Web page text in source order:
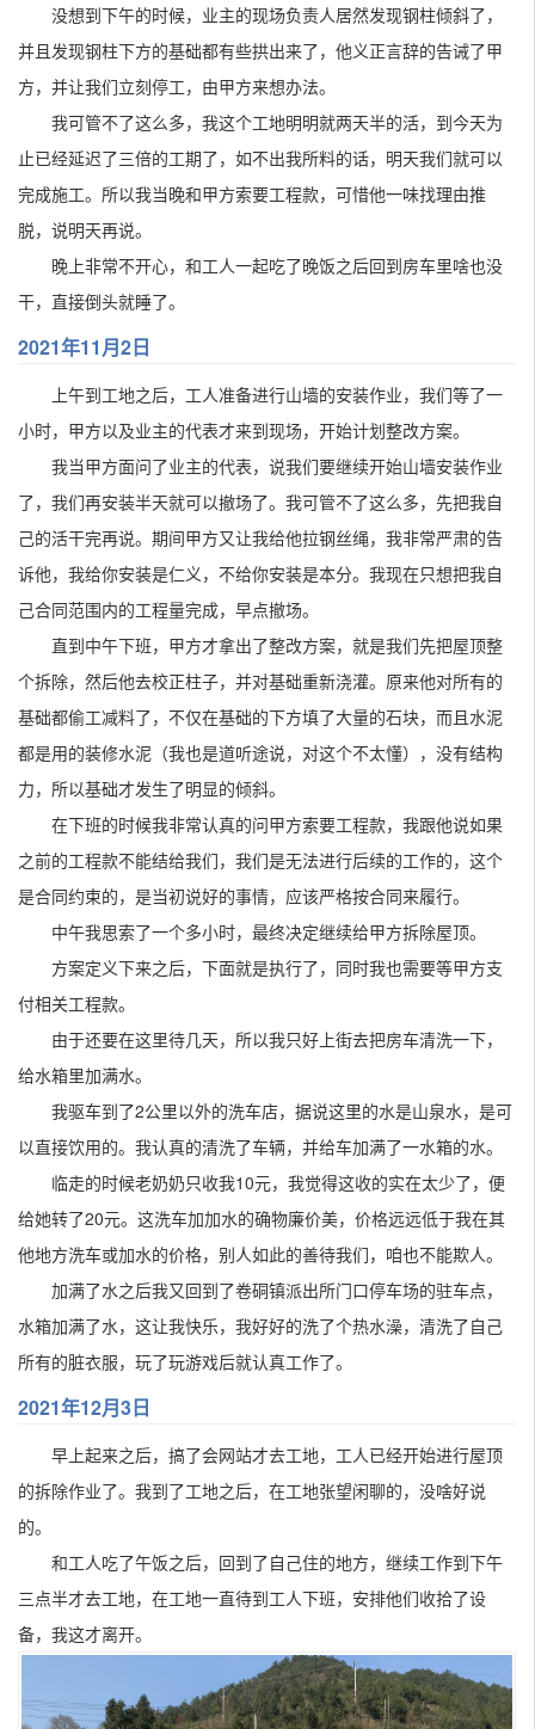
没想到下午的时候，业主的现场负责人居然发现钢柱倾斜了，
并且发现钢柱下方的基础都有些拱出来了，他义正言辞的告诫了甲
方，并让我们立刻停工，由甲方来想办法。
我可管不了这么多，我这个工地明明就两天半的活，到今天为
止已经延迟了三倍的工期了，如不出我所料的话，明天我们就可以
完成施工。所以我当晚和甲方索要工程款，可惜他一味找理由推
脱，说明天再说。
晚上非常不开心，和工人一起吃了晚饭之后回到房车里啥也没
干，直接倒头就睡了。
2021年11月2日
上午到工地之后，工人准备进行山墙的安装作业，我们等了一
小时，甲方以及业主的代表才来到现场，开始计划整改方案。
我当甲方面问了业主的代表，说我们要继续开始山墙安装作业
了，我们再安装半天就可以撤场了。我可管不了这么多，先把我自
己的活干完再说。期间甲方又让我给他拉钢丝绳，我非常严肃的告
诉他，我给你安装是仁义，不给你安装是本分。我现在只想把我自
己合同范围内的工程量完成，早点撤场。
直到中午下班，甲方才拿出了整改方案，就是我们先把屋顶整
个拆除，然后他去校正柱子，并对基础重新浇灌。原来他对所有的
基础都偷工减料了，不仅在基础的下方填了大量的石块，而且水泥
都是用的装修水泥（我也是道听途说，对这个不太懂），没有结构
力，所以基础才发生了明显的倾斜。
在下班的时候我非常认真的问甲方索要工程款，我跟他说如果
之前的工程款不能结给我们，我们是无法进行后续的工作的，这个
是合同约束的，是当初说好的事情，应该严格按合同来履行。
中午我思索了一个多小时，最终决定继续给甲方拆除屋顶。
方案定义下来之后，下面就是执行了，同时我也需要等甲方支
付相关工程款。
由于还要在这里待几天，所以我只好上街去把房车清洗一下，
给水箱里加满水。
我驱车到了2公里以外的洗车店，据说这里的水是山泉水，是可
以直接饮用的。我认真的清洗了车辆，并给车加满了一水箱的水。
临走的时候老奶奶只收我10元，我觉得这收的实在太少了，便
给她转了20元。这洗车加加水的确物廉价美，价格远远低于我在其
他地方洗车或加水的价格，别人如此的善待我们，咱也不能欺人。
加满了水之后我又回到了卷硐镇派出所门口停车场的驻车点，
水箱加满了水，这让我快乐，我好好的洗了个热水澡，清洗了自己
所有的脏衣服，玩了玩游戏后就认真工作了。
2021年12月3日
早上起来之后，搞了会网站才去工地，工人已经开始进行屋顶
的拆除作业了。我到了工地之后，在工地张望闲聊的，没啥好说
的。
和工人吃了午饭之后，回到了自己住的地方，继续工作到下午
三点半才去工地，在工地一直待到工人下班，安排他们收拾了设
备，我这才离开。